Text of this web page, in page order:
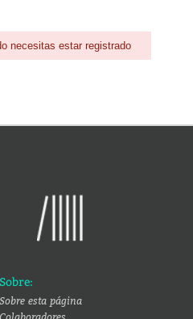
necesitas estar registrado
Sobre:
Sobre esta página